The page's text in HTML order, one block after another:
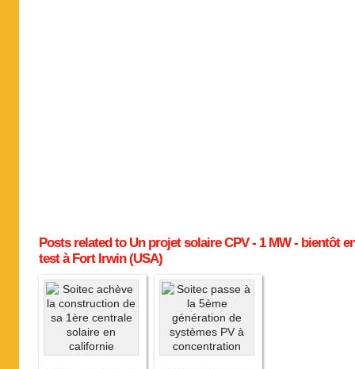
Posts related to Un projet solaire CPV - 1 MW - bientôt
test à Fort Irwin (USA)